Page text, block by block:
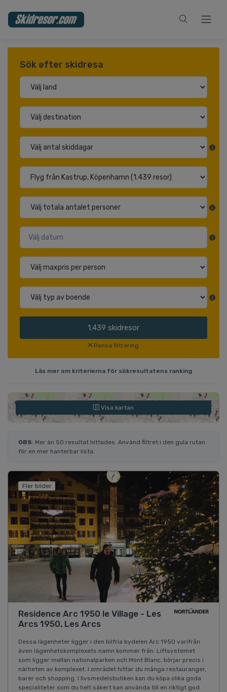
Sök efter skidresa
1.439 skidresor
Rensa filtrering
Läs mer om kriterierna för sökresultatens ranking
Visa kartan
OBS: Mer än 50 resultat hittades. Använd filtret i den gula rutan
för en mer hanterbar lista.
Fler bilder
Residence Arc 1950 le Village - Les
Arcs 1950, Les Arcs
Dessa lägenheter ligger i den bilfria bydelen Arc 1950 varifrån
även lägenhetskomplexets namn kommer från. Liftsystemet
som ligger mellan nationalparken och Mont Blanc, börjar precis i
närheten av komplexet. I området hittar du många restauranger,
barer och shopping. I livsmedelsbutiken kan du köpa olika goda
specialiteter som du helt säkert kan använda till en riktigt god